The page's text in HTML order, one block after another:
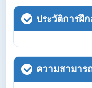
ประวัติการฝึ
ความสามาร